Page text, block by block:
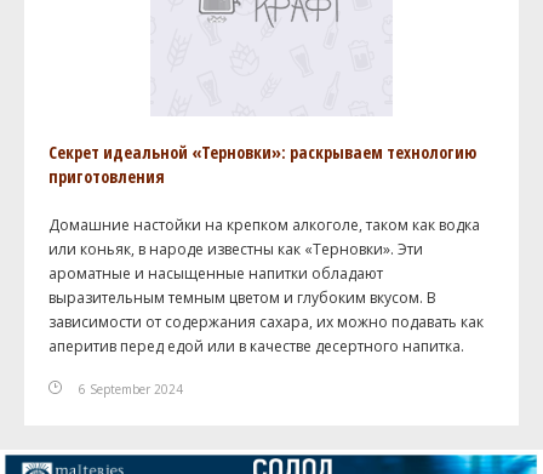
Секрет идеальной «Терновки»: раскрываем технологию
приготовления
Домашние настойки на крепком алкоголе, таком как водка
или коньяк, в народе известны как «Терновки». Эти
ароматные и насыщенные напитки обладают
выразительным темным цветом и глубоким вкусом. В
зависимости от содержания сахара, их можно подавать как
аперитив перед едой или в качестве десертного напитка.
6 September 2024